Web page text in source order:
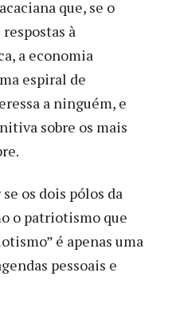
que, se o
à
a economia
espiral de
a ninguém, e
sobre os mais
os dois pólos da
o patriotismo que
é apenas uma
pessoais e